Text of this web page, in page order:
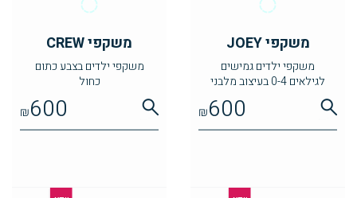
משקפי JOEY
משקפי ילדים גמישים
לגילאים 0-4 בעיצוב מלבני
בגוונים כחולים
₪600
משקפי CREW
משקפי ילדים בצבע כתום
כחול
₪600